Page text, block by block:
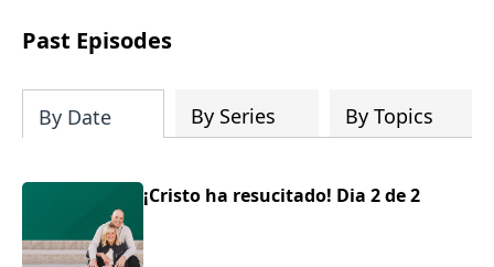
Dios para compartirlos con su familia,
su iglesia y su comunidad!
Past Episodes
By Date By Series By Topics
¡Cristo ha resucitado! Dia 2 de 2